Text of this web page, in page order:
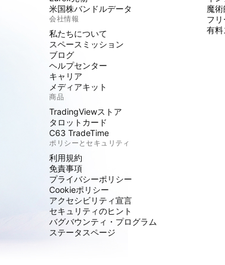
米国株バンドルデータ
会社情報
私たちについて
スペースミッション
ブログ
ヘルプセンター
キャリア
メディアキット
商品
TradingViewストア
タロットカード
C63 TradeTime
ポリシーとセキュリティ
利用規約
免責事項
プライバシーポリシー
Cookieポリシー
アクセシビリティ宣言
セキュリティのヒント
バグバウンティ・プログラム
ステータスページ
魔術
フ
有料